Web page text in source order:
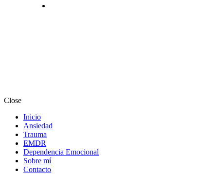
Close
Inicio
Ansiedad
Trauma
EMDR
Dependencia Emocional
Sobre mí
Contacto